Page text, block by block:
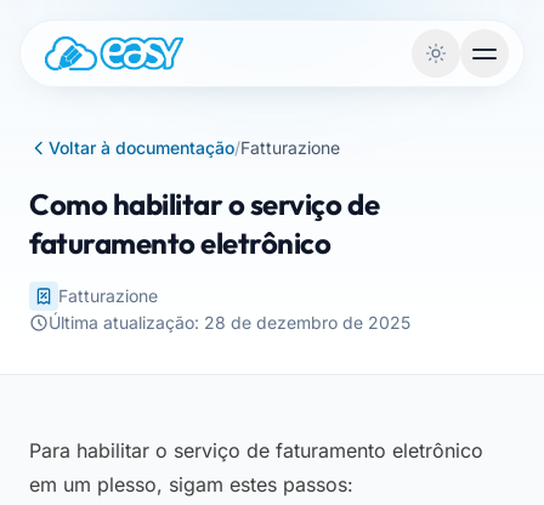
Voltar à documentação/Fatturazione
Como habilitar o serviço de
faturamento eletrônico
Fatturazione
Última atualização: 28 de dezembro de 2025
Para habilitar o serviço de faturamento eletrônico
em um plesso, sigam estes passos: